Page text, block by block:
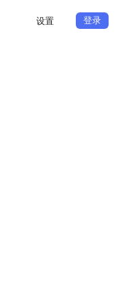
设置 登录